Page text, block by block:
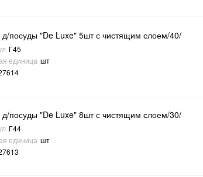
д/посуды "De Luxe" 5шт с чистящим слоем/40/
Г45
единица шт
д/посуды "De Luxe" 8шт с чистящим слоем/30/
Г44
единица шт